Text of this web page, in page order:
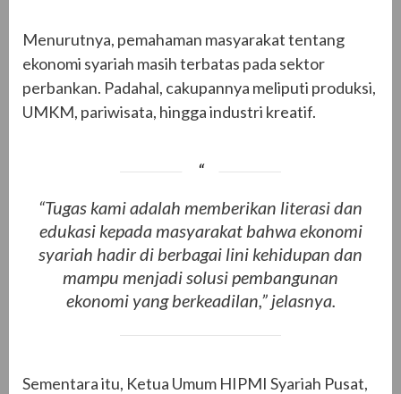
Menurutnya, pemahaman masyarakat tentang
ekonomi syariah masih terbatas pada sektor
perbankan. Padahal, cakupannya meliputi produksi,
UMKM, pariwisata, hingga industri kreatif.
“Tugas kami adalah memberikan literasi dan
edukasi kepada masyarakat bahwa ekonomi
syariah hadir di berbagai lini kehidupan dan
mampu menjadi solusi pembangunan
ekonomi yang berkeadilan,” jelasnya.
Sementara itu, Ketua Umum HIPMI Syariah Pusat,